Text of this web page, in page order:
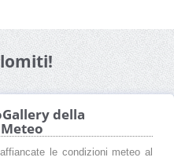
della
le condizioni meteo al